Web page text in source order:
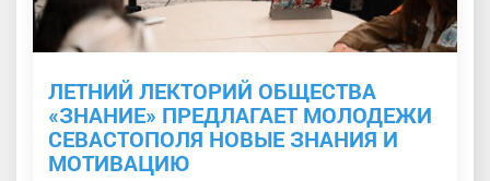
ЛЕТНИЙ ЛЕКТОРИЙ ОБЩЕСТВА
«ЗНАНИЕ» ПРЕДЛАГАЕТ МОЛОДЕЖИ
СЕВАСТОПОЛЯ НОВЫЕ ЗНАНИЯ И
МОТИВАЦИЮ